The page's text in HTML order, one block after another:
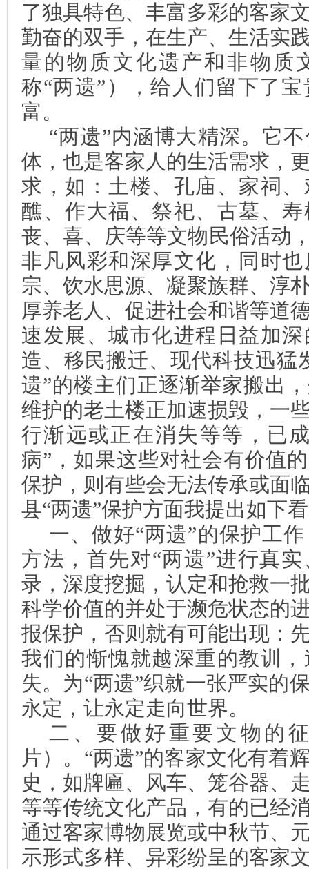
了独具特色、丰富多彩的客家
勤奋的双手，在生产、生活实
量的物质文化遗产和非物质
称“两遗”），给人们留下了
富。
“两遗”内涵博大精深。它
体，也是客家人的生活需求，
求，如：土楼、孔庙、家祠
醮、作大福、祭祀、古墓、
丧、喜、庆等等文物民俗活动
非凡风彩和深厚文化，同时
宗、饮水思源、凝聚族群、淳
厚养老人、促进社会和谐等道
速发展、城市化进程日益加
造、移民搬迁、现代科技迅猛
遗”的楼主们正逐渐举家搬出
维护的老土楼正加速损毁，一
行渐远或正在消失等等，已
病”，如果这些对社会有价值
保护，则有些会无法传承或面
县“两遗”保护方面我提出如下
一、做好“两遗”的保护工
方法，首先对“两遗”进行真
录，深度挖掘，认定和抢救一
科学价值的并处于濒危状态的
报保护，否则就有可能出现：
我们的惭愧就越深重的教训
失。为“两遗”织就一张严实的
永定，让永定走向世界。
二、要做好重要文物的
片）。“两遗”的客家文化有着
史，如牌匾、风车、笼谷器、
等等传统文化产品，有的已经
通过客家博物展览或中秋节、
示形式多样、异彩纷呈的客家